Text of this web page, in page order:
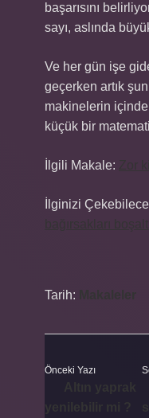
başarısını
sayı, aslında
Ve her gün işe
geçerken artık
makinelerin
küçük bir
İlgili Makale:
İlginizi
Tarih:
Önceki Yazı